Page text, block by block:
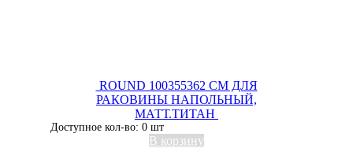
ROUND 100355362 СМ ДЛЯ
РАКОВИНЫ НАПОЛЬНЫЙ,
МАТТ.ТИТАН
Доступное кол-во: 0 шт
В корзину